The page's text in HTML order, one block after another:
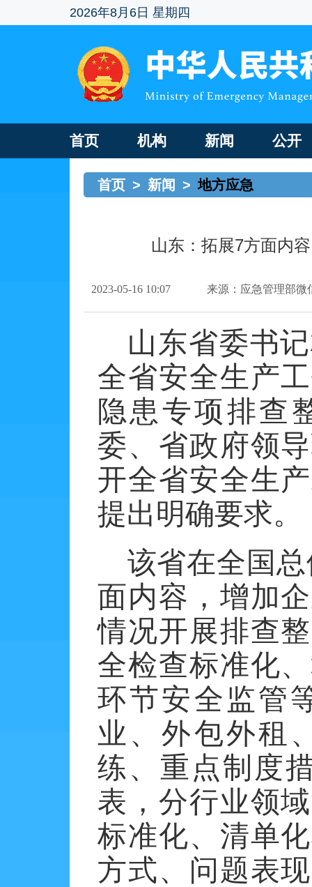
2026年8月6日 星期四
首页 机构 新闻 公开
首页 > 新闻 > 地方应急
山东：拓展7方面内
2023-05-16 10:07 来源：应急管理部微
山东省委书
全省安全生产
隐患专项排查
委、省政府领
开全省安全生
提出明确要求。
该省在全国
面内容，增加
情况开展排查
全检查标准化
环节安全监管
业、外包外租
练、重点制度
表，分行业领
标准化、清单
方式、问题表